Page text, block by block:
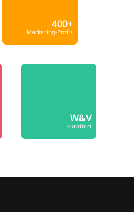
400+
Marketing-Profis
W&V
kuratiert